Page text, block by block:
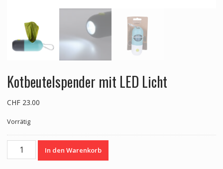
Kotbeutelspender mit LED Licht
CHF23.00
Vorrätig
Kotbeutelspender
In den Warenkorb